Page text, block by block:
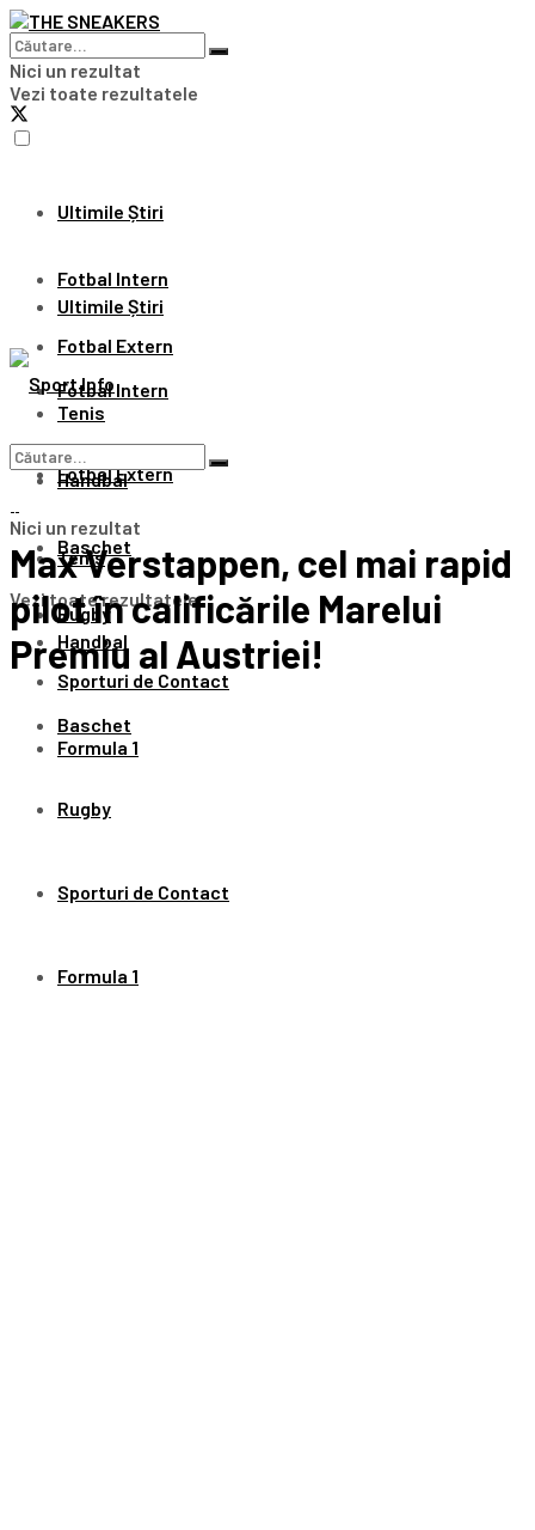
Nici un rezultat
Vezi toate rezultatele
Ultimile Știri
Fotbal Intern
Fotbal Extern
Tenis
Handbal
Baschet
Rugby
Sporturi de Contact
Formula 1
Ultimile Știri
Fotbal Intern
Fotbal Extern
Tenis
Handbal
Baschet
Rugby
Sporturi de Contact
Formula 1
Nici un rezultat
Vezi toate rezultatele
Max Verstappen, cel mai rapid
pilot în calificările Marelui
Premiu al Austriei!